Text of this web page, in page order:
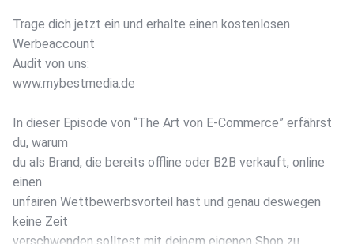
Trage dich jetzt ein und erhalte einen kostenlosen
Werbeaccount
Audit von uns:
www.mybestmedia.de
In dieser Episode von “The Art von E-Commerce” erfährst
du, warum
du als Brand, die bereits offline oder B2B verkauft, online
einen
unfairen Wettbewerbsvorteil hast und genau deswegen
keine Zeit